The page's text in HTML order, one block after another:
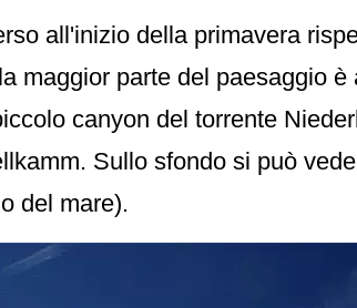
all'inizio della primavera
maggior parte del paesaggio
canyon del torrente
Sullo sfondo si può
del mare).